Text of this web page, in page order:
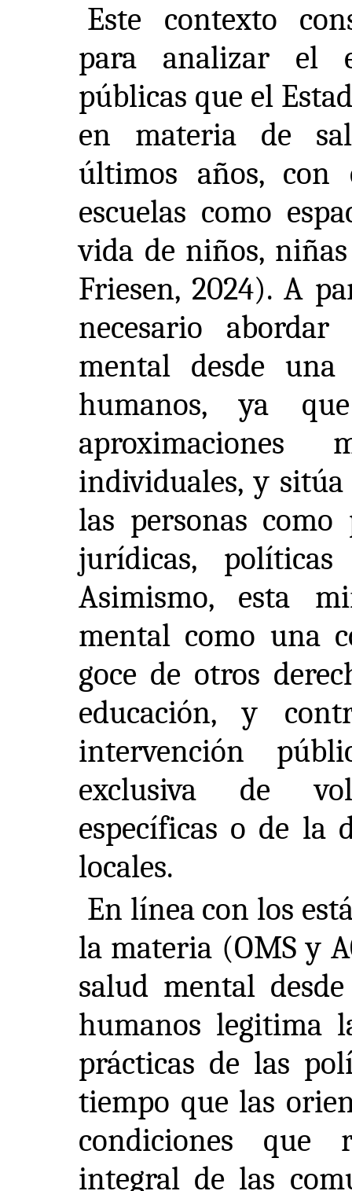
Este contexto
para analizar el
públicas que el
en materia de
últimos años, con
escuelas como
vida de niños,
Friesen, 2024). A
necesario
mental desde una
humanos, ya
aproximaciones
individuales, y
las personas
jurídicas,
Asimismo, esta
mental como una
goce de otros
educación, y
intervención
exclusiva de
específicas o de la
locales.
En línea con los
la materia (OMS y
salud mental
humanos legitima
prácticas de las
tiempo que las
condiciones que
integral de las